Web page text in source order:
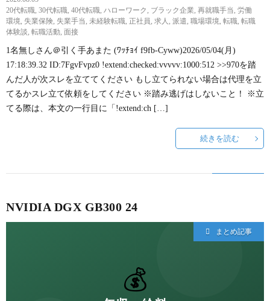
20代転職, 30代転職, 40代転職, ハローワーク , ブラック企業, 再就職手当, 労働
環境, 失業保険, 失業手当, 未経験転職, 正社員, 求人 , 派遣, 職場環境, 転職, 転職
体験談, 転職活動, 面接
1名無しさん＠引く手あまた (ﾜｯﾁｮｲ f9fb-Cyww)2026/05/04(月)
17:18:39.32 ID:7FgvFvpz0 !extend:checked:vvvvv:1000:512 >>970を踏
んだ人が次スレを立ててください もし立てられない場合は代理を立
てるかスレ立て依頼をしてください ※踏み逃げはしないこと！ ※立
てる際は、本文の一行目に「!extend:ch […]
続きを読む
NVIDIA DGX GB300 24
まとめ記事